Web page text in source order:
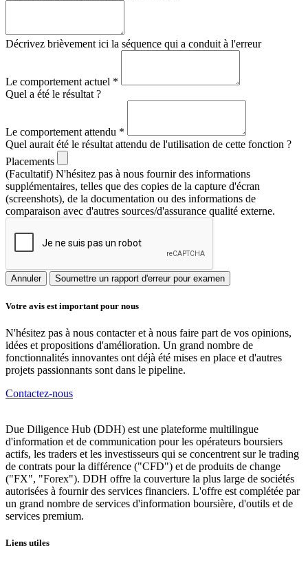
Décrivez brièvement ici la séquence qui a conduit à l'erreur
Le comportement actuel *
Quel a été le résultat ?
Le comportement attendu *
Quel aurait été le résultat attendu de l'utilisation de cette fonction ?
Placements
(Facultatif) N'hésitez pas à nous fournir des informations
supplémentaires, telles que des copies de la capture d'écran
(screenshots), de la documentation ou des informations de
comparaison avec d'autres sources/d'assurance qualité externe.
Annuler Soumettre un rapport d'erreur pour examen
Votre avis est important pour nous
N'hésitez pas à nous contacter et à nous faire part de vos opinions,
idées et propositions d'amélioration. Un grand nombre de
fonctionnalités innovantes ont déjà été mises en place et d'autres
projets passionnants sont dans le pipeline.
Contactez-nous
Due Diligence Hub (DDH) est une plateforme multilingue
d'information et de communication pour les opérateurs boursiers
actifs, les traders et les investisseurs qui se concentrent sur le trading
de contrats pour la différence ("CFD") et de produits de change
("FX", "Forex"). DDH offre la couverture la plus large de sociétés
autorisées à fournir des services financiers. L'offre est complétée par
un grand nombre de services d'information boursière, d'outils et de
services premium.
Liens utiles